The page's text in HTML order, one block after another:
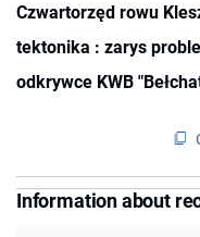
Czwartorzęd rowu
tektonika : zarys
odkrywce KWB
Information about